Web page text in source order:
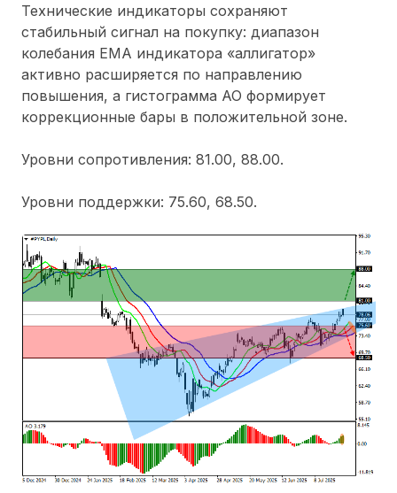
Технические индикаторы сохраняют
стабильный сигнал на покупку: диапазон
колебания ЕМА индикатора «аллигатор»
активно расширяется по направлению
повышения, а гистограмма АО формирует
коррекционные бары в положительной зоне.
Уровни сопротивления: 81.00, 88.00.
Уровни поддержки: 75.60, 68.50.